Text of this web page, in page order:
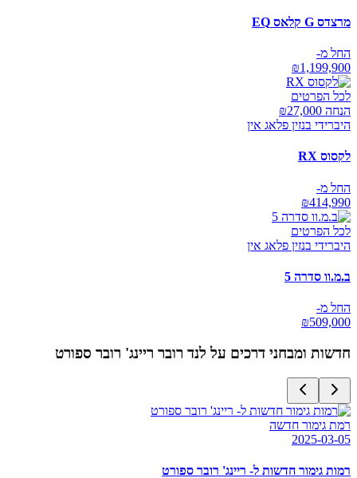
מרצדס G קלאס EQ
החל מ-
₪1,199,900
לכל הפרטים
הנחה ₪ 27,000
היברידי בנזין פלאג אין
לקסוס RX
החל מ-
₪414,990
לכל הפרטים
היברידי בנזין פלאג אין
ב.מ.וו סדרה 5
החל מ-
₪509,000
חדשות ומבחני דרכים על לנד רובר ריינג' רובר ספורט
רמת גימור חדשה
2025-03-05
רמות גימור חדשות ל- ריינג' רובר ספורט